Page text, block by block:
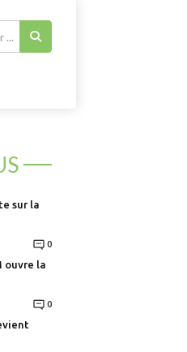
sur la
0
ouvre la
0